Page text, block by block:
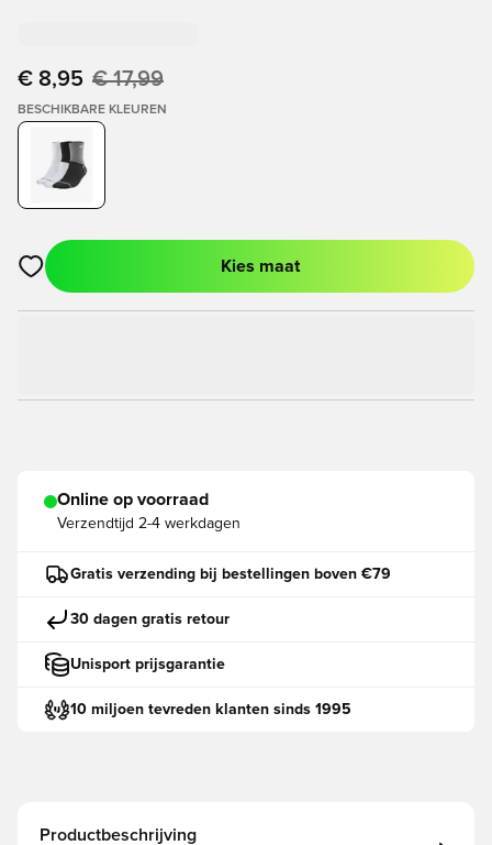
€ 8,95 € 17,99
BESCHIKBARE KLEUREN
Opent een venster om in te loggen of je aan te melden als lid
Kies maat
Online op voorraad
Verzendtijd 2-4 werkdagen
Gratis verzending bij bestellingen boven €79
30 dagen gratis retour
Unisport prijsgarantie
10 miljoen tevreden klanten sinds 1995
Productbeschrijving